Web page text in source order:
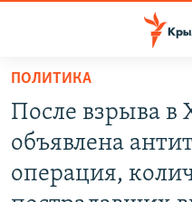
Вернуться
основному
содержанию
СПЕЦПРОЕКТЫ
ПОЛИТИКА
После взрыва в
объявлена
операция,